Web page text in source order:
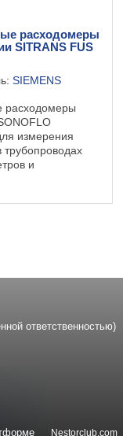
расходомеры
SITRANS FUS
SIEMENS
расходомеры
измерения
трубопроводах
и
расхода
ответственностью)
Nestorclub.com